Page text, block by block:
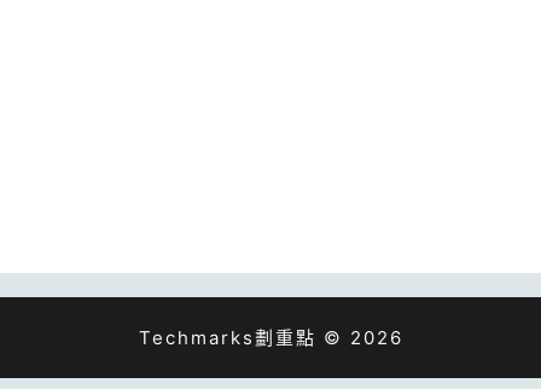
Techmarks劃重點 © 2026